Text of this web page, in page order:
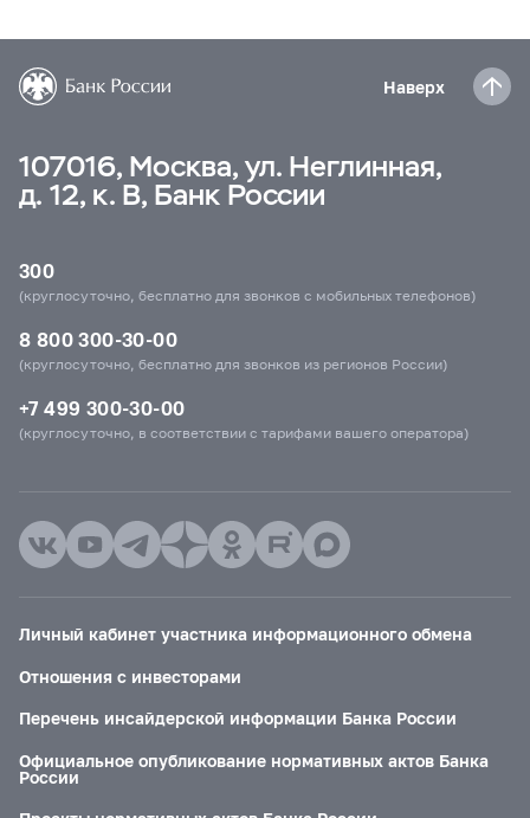
Наверх
107016, Москва, ул. Неглинная,
д. 12, к. В, Банк России
300
(круглосуточно, бесплатно для звонков с мобильных телефонов)
8 800 300-30-00
(круглосуточно, бесплатно для звонков из регионов России)
+7 499 300-30-00
(круглосуточно, в соответствии с тарифами вашего оператора)
Личный кабинет участника информационного обмена
Отношения с инвесторами
Перечень инсайдерской информации Банка России
Официальное опубликование нормативных актов Банка
России